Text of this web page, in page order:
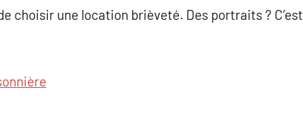
choisir une location brièveté. Des portraits ? C’est